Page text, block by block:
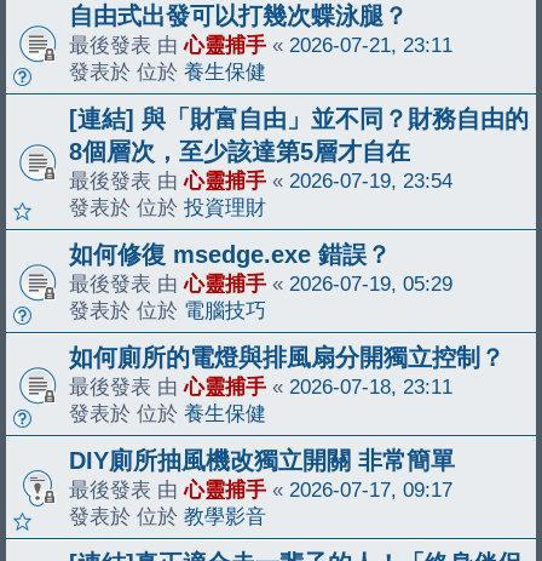
自由式出發可以打幾次蝶泳腿？
最後發表 由心靈捕手 « 2026-07-21, 23:11
發表於 位於 養生保健
[連結] 與「財富自由」並不同？財務自由的
8個層次，至少該達第5層才自在
最後發表 由心靈捕手 « 2026-07-19, 23:54
發表於 位於 投資理財
如何修復 msedge.exe 錯誤？
最後發表 由心靈捕手 « 2026-07-19, 05:29
發表於 位於 電腦技巧
如何廁所的電燈與排風扇分開獨立控制？
最後發表 由心靈捕手 « 2026-07-18, 23:11
發表於 位於 養生保健
DIY廁所抽風機改獨立開關 非常簡單
最後發表 由心靈捕手 « 2026-07-17, 09:17
發表於 位於 教學影音